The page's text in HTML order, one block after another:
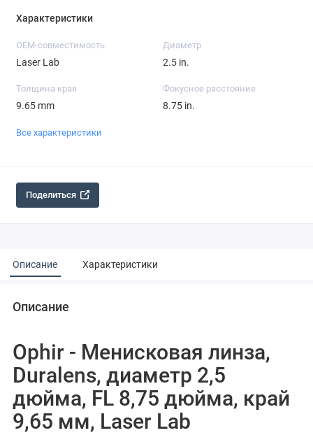
Характеристики
OEM-совместимость
Laser Lab
Диаметр
2.5 in.
Толщина края
9.65 mm
Фокусное расстояние
8.75 in.
Все характеристики
Поделиться
Описание Характеристики
Описание
Ophir - Менисковая линза,
Duralens, диаметр 2,5
дюйма, FL 8,75 дюйма, край
9,65 мм, Laser Lab